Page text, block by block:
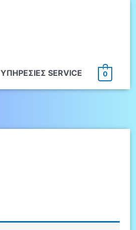
ΥΠHΡΕΣΙΕΣ SERVICE 0